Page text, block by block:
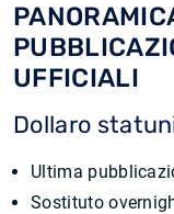
UFFICIALI
Dollaro
Ultima
Sostituto